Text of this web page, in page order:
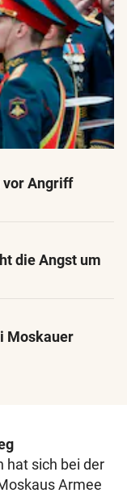
vor Angriff
die Angst um
Moskauer
hat sich bei der
Armee